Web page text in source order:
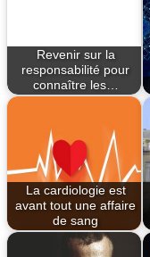
Revenir sur la
responsabilité pour
connaître les…
La cardiologie est
avant tout une affaire
de sang